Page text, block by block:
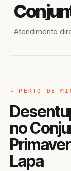
Atendimento
→ PERTO DE
no
Lapa